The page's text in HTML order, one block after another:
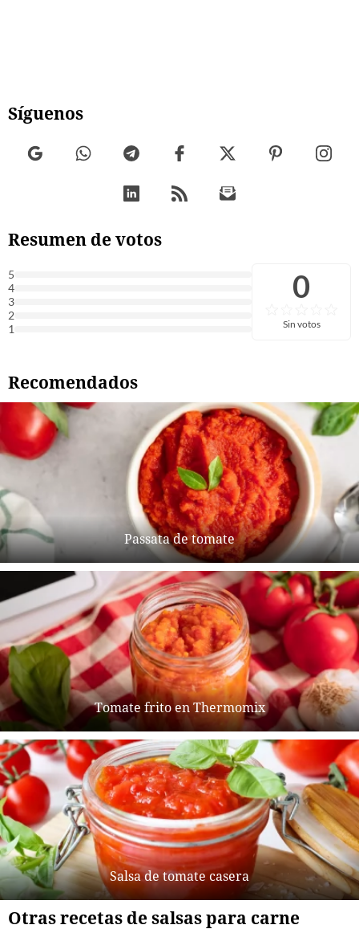
Síguenos
Resumen de votos
5
4
3
2
1
0
Sin votos
Recomendados
Passata de tomate
Tomate frito en Thermomix
Salsa de tomate casera
Otras recetas de salsas para carne